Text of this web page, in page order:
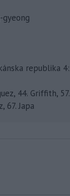
gyeong
republika
44. Griffith,
67. Japa